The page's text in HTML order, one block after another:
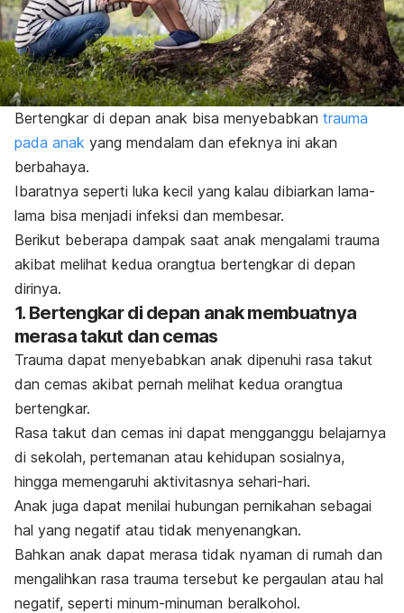
Bertengkar di depan anak bisa menyebabkan trauma
pada anak yang mendalam dan efeknya ini akan
berbahaya.
Ibaratnya seperti luka kecil yang kalau dibiarkan lama-
lama bisa menjadi infeksi dan membesar.
Berikut beberapa dampak saat anak mengalami trauma
akibat melihat kedua orangtua bertengkar di depan
dirinya.
1. Bertengkar di depan anak membuatnya
merasa takut dan cemas
Trauma dapat menyebabkan anak dipenuhi rasa takut
dan cemas akibat pernah melihat kedua orangtua
bertengkar.
Rasa takut dan cemas ini dapat mengganggu belajarnya
di sekolah, pertemanan atau kehidupan sosialnya,
hingga memengaruhi aktivitasnya sehari-hari.
Anak juga dapat menilai hubungan pernikahan sebagai
hal yang negatif atau tidak menyenangkan.
Bahkan anak dapat merasa tidak nyaman di rumah dan
mengalihkan rasa trauma tersebut ke pergaulan atau hal
negatif, seperti minum-minuman beralkohol.